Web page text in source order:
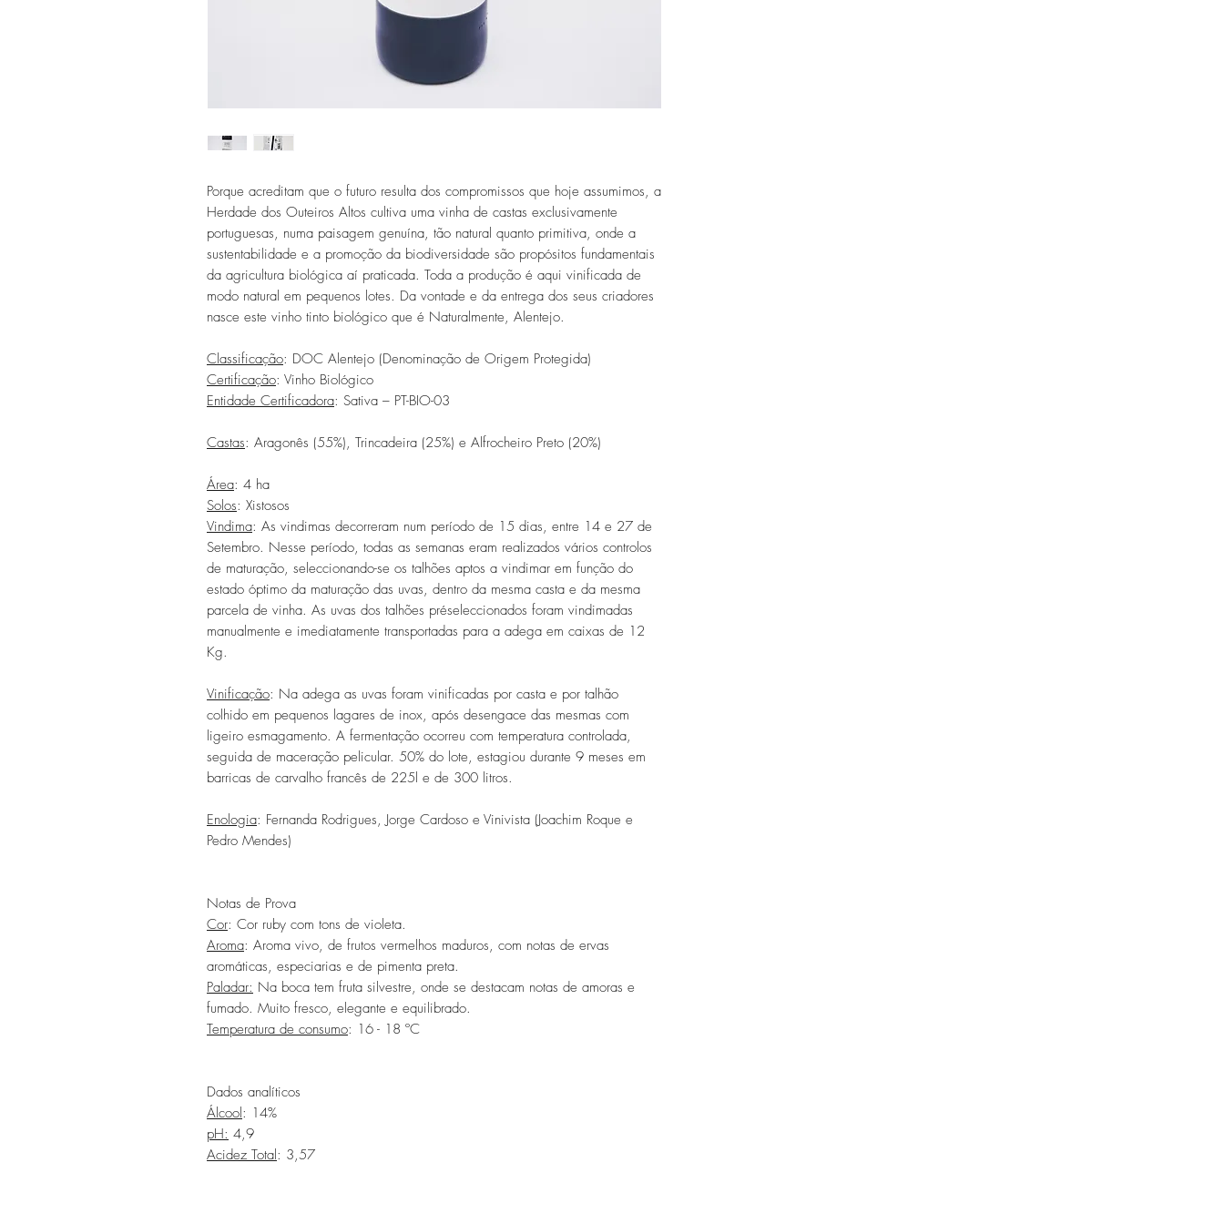
Porque acreditam que o futuro resulta dos compromissos que hoje assumimos, a
Herdade dos Outeiros Altos cultiva uma vinha de castas exclusivamente
portuguesas, numa paisagem genuína, tão natural quanto primitiva, onde a
sustentabilidade e a promoção da biodiversidade são propósitos fundamentais
da agricultura biológica aí praticada. Toda a produção é aqui vinificada de
modo natural em pequenos lotes. Da vontade e da entrega dos seus criadores
nasce este vinho tinto biológico que é Naturalmente, Alentejo.
Classificação: DOC Alentejo (Denominação de Origem Protegida)
Certificação: Vinho Biológico
Entidade Certificadora: Sativa – PT-BIO-03
Castas: Aragonês (55%), Trincadeira (25%) e Alfrocheiro Preto (20%)
Área: 4 ha
Solos: Xistosos
Vindima: As vindimas decorreram num período de 15 dias, entre 14 e 27 de
Setembro. Nesse período, todas as semanas eram realizados vários controlos
de maturação, seleccionando-se os talhões aptos a vindimar em função do
estado óptimo da maturação das uvas, dentro da mesma casta e da mesma
parcela de vinha. As uvas dos talhões préseleccionados foram vindimadas
manualmente e imediatamente transportadas para a adega em caixas de 12
Kg.
Vinificação: Na adega as uvas foram vinificadas por casta e por talhão
colhido em pequenos lagares de inox, após desengace das mesmas com
ligeiro esmagamento. A fermentação ocorreu com temperatura controlada,
seguida de maceração pelicular. 50% do lote, estagiou durante 9 meses em
barricas de carvalho francês de 225l e de 300 litros.
Enologia: Fernanda Rodrigues, Jorge Cardoso e Vinivista (Joachim Roque e
Pedro Mendes)
Notas de Prova
Cor: Cor ruby com tons de violeta.
Aroma: Aroma vivo, de frutos vermelhos maduros, com notas de ervas
aromáticas, especiarias e de pimenta preta.
Paladar: Na boca tem fruta silvestre, onde se destacam notas de amoras e
fumado. Muito fresco, elegante e equilibrado.
Temperatura de consumo: 16 - 18 ºC
Dados analíticos
Álcool: 14%
pH: 4,9
Acidez Total: 3,57